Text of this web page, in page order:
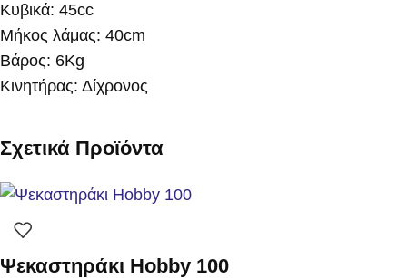
Κυβικά: 45cc
Μήκος λάμας: 40cm
Βάρος: 6Kg
Κινητήρας: Δίχρονος
Σχετικά Προϊόντα
Ψεκαστηράκι Hobby 100